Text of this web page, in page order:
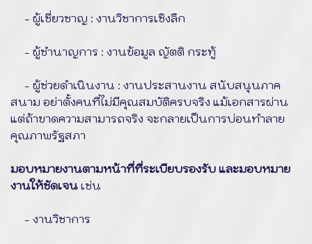
- ผู้เชี่ยวชาญ : งานวิชาการเชิงลึก
- ผู้ชำนาญการ : งานข้อมูล ญัตติ กระทู้
- ผู้ช่วยดำเนินงาน : งานประสานงาน สนับสนุนภาค
สนาม อย่าตั้งคนที่ไม่มีคุณสมบัติครบจริง แม้เอกสารผ่าน
แต่ถ้าขาดความสามารถจริง จะกลายเป็นการบ่อนทำลาย
คุณภาพรัฐสภา
มอบหมายงานตามหน้าที่ที่ระเบียบรองรับ และมอบหมาย
งานให้ชัดเจน เช่น
- งานวิชาการ